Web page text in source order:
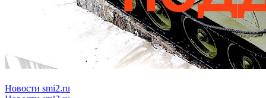
Новости smi2.ru